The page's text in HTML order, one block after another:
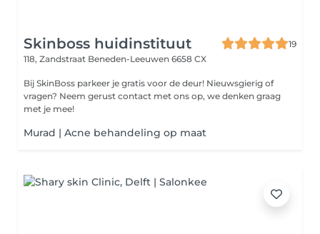
Skinboss huidinstituut
19
118, Zandstraat Beneden-Leeuwen 6658 CX
Bij SkinBoss parkeer je gratis voor de deur! Nieuwsgierig of
vragen? Neem gerust contact met ons op, we denken graag
met je mee!
Murad | Acne behandeling op maat